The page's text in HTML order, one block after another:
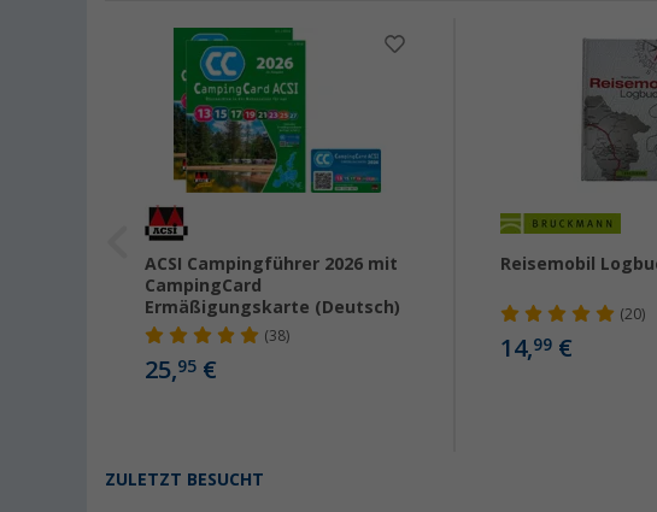
ACSI Campingführer 2026 mit
CampingCard
Ermäßigungskarte (Deutsch)
(38)
25,95 €
Reisemobil
(20)
14,99€
ZULETZT BESUCHT